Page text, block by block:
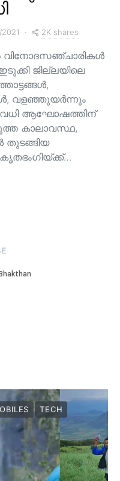
2021 2K shares
വിനോദസഞ്ചാരികൾ
ജില്ലയിലെ
വളഞ്ഞുയര്‍ന്നും
ആഘോഷത്തിന്
കാലാവസ്ഥ,
TECH